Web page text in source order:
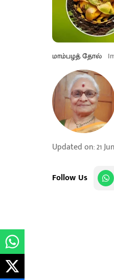
மாம்பழத் தோல்
Updated on:21
Follow Us